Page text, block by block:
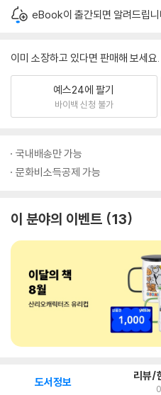
eBook이 출간되면 알려드립니
이미 소장하고 있다면 판매해 보세요.
예스24에 팔기
바이백 신청 불가
국내배송만 가능
문화비소득공제 가능
이 분야의 이벤트 13
도서정보 리뷰/
0